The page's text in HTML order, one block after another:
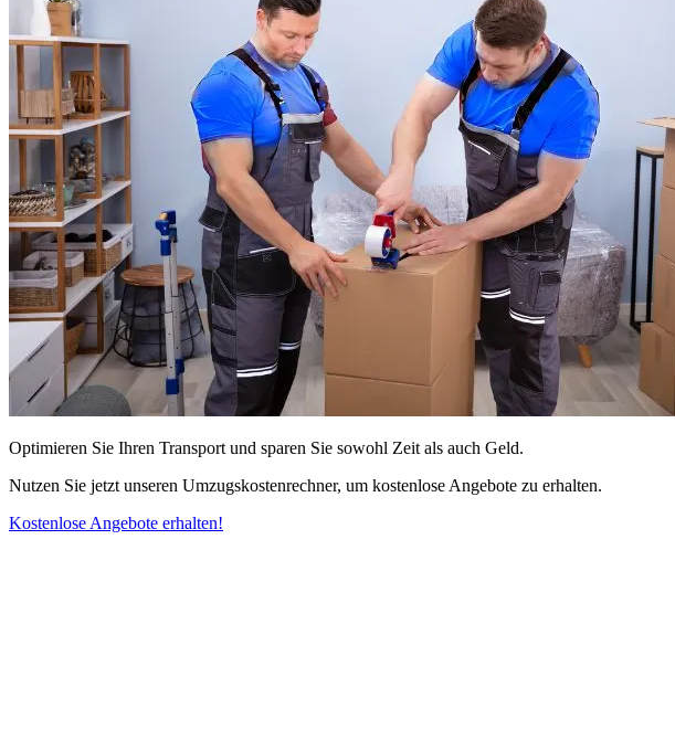
Optimieren Sie Ihren Transport und sparen Sie sowohl Zeit als auch Geld.
Nutzen Sie jetzt unseren Umzugskostenrechner, um kostenlose Angebote zu erhalten.
Kostenlose Angebote erhalten!